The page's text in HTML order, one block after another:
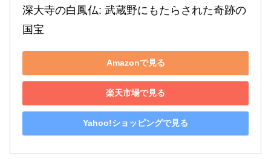
深大寺の白鳳仏: 武蔵野にもたらされた奇跡の
国宝
Amazonで見る
楽天市場で見る
Yahoo!ショッピングで見る